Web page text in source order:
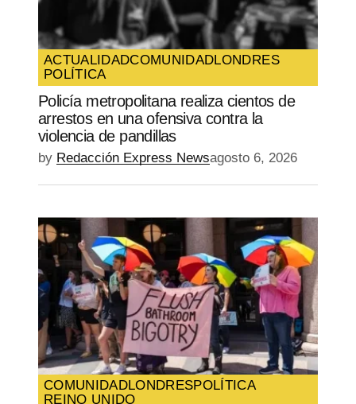
ACTUALIDADCOMUNIDADLONDRES
POLÍTICA
Policía metropolitana realiza cientos de
arrestos en una ofensiva contra la
violencia de pandillas
by Redacción Express Newsagosto 6, 2026
COMUNIDADLONDRESPOLÍTICA
REINO UNIDO